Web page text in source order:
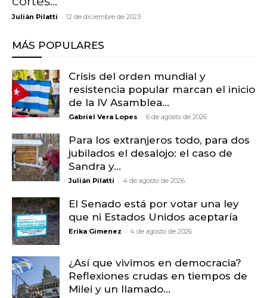
Julián Pilatti - 12 de diciembre de 2023
MÁS POPULARES
Crisis del orden mundial y
resistencia popular marcan el inicio
de la IV Asamblea...
Gabriel Vera Lopes - 6 de agosto de 2026
Para los extranjeros todo, para dos
jubilados el desalojo: el caso de
Sandra y...
Julián Pilatti - 4 de agosto de 2026
El Senado está por votar una ley
que ni Estados Unidos aceptaría
Erika Gimenez - 4 de agosto de 2026
¿Así que vivimos en democracia?
Reflexiones crudas en tiempos de
Milei y un llamado...